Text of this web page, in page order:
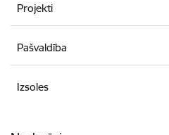
Projekti
Pašvaldība
Izsoles